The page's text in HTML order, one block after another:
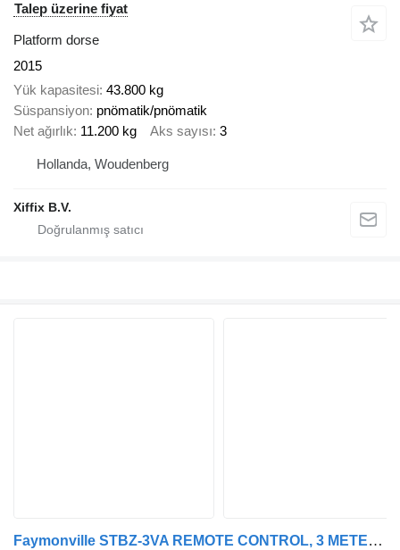
Talep üzerine fiyat
Platform dorse
2015
Yük kapasitesi 43.800 kg
Süspansiyon pnömatik/pnömatik
Net ağırlık 11.200 kg Aks sayısı 3
Hollanda, Woudenberg
Xiffix B.V.
Faymonville STBZ-3VA REMOTE CONTROL, 3 METER EXTENDABLE